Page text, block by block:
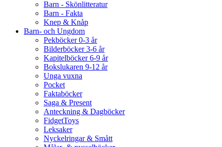
Barn - Skönlitteratur
Barn - Fakta
Knep & Knåp
Barn- och Ungdom
Pekböcker 0-3 år
Bilderböcker 3-6 år
Kapitelböcker 6-9 år
Bokslukaren 9-12 år
Unga vuxna
Pocket
Faktaböcker
Saga & Present
Anteckning & Dagböcker
FidgetToys
Leksaker
Nyckelringar & Smått